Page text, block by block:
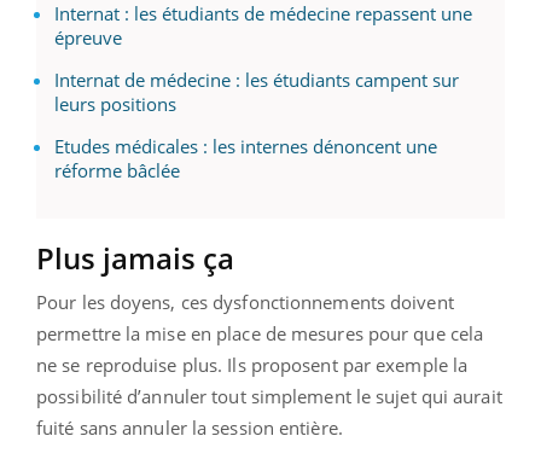
Internat : les étudiants de médecine repassent une
épreuve
Internat de médecine : les étudiants campent sur
leurs positions
Etudes médicales : les internes dénoncent une
réforme bâclée
Plus jamais ça
Pour les doyens, ces dysfonctionnements doivent
permettre la mise en place de mesures pour que cela
ne se reproduise plus. Ils proposent par exemple la
possibilité d’annuler tout simplement le sujet qui aurait
fuité sans annuler la session entière.